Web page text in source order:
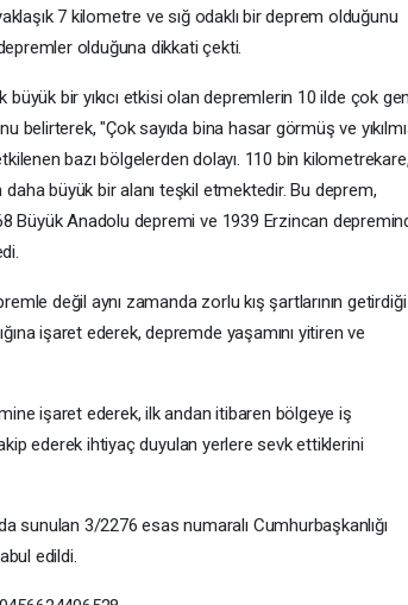
7 kilometre ve sığ odaklı bir deprem olduğunu
olduğuna dikkati çekti.
bir yıkıcı etkisi olan depremlerin 10 ilde çok
"Çok sayıda bina hasar görmüş ve
bazı bölgelerden dolayı. 110 bin kilometrekare,
büyük bir alanı teşkil etmektedir. Bu deprem,
Büyük Anadolu depremi ve 1939 Erzincan
değil aynı zamanda zorlu kış şartlarının
işaret ederek, depremde yaşamını yitiren ve
işaret ederek, ilk andan itibaren bölgeye iş
ederek ihtiyaç duyulan yerlere sevk ettiklerini
sunulan 3/2276 esas numaralı Cumhurbaşkanlığı
edildi.